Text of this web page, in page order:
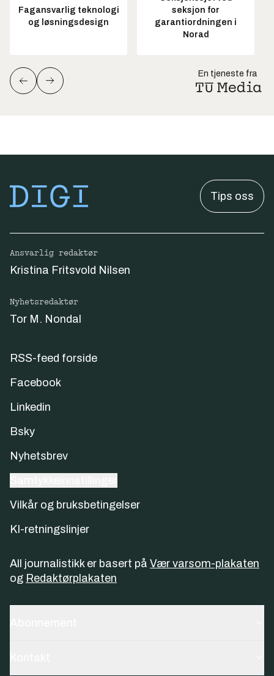
Fagansvarlig teknologi
og løsningsdesign
seksjon for
garantiordningen i
Norad
En tjeneste fra
Tips oss
Ansvarlig redaktør
Kristina Fritsvold Nilsen
Nyhetsredaktør
Tor M. Nondal
RSS-feed forside
Facebook
Linkedin
Bsky
Nyhetsbrev
Vilkår og bruksbetingelser
KI-retningslinjer
All journalistikk er basert på Vær varsom-plakaten
og Redaktørplakaten